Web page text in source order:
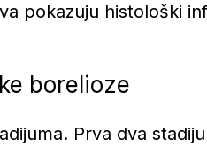
pokazuju histološki
borelioze
Prva dva